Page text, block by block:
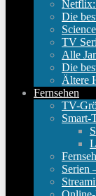
Netflix:
Die
TV
Alle
Die
Ältere
Fernsehen
TV-
Smart-
Serien